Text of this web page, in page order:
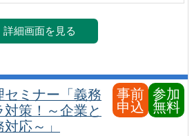
詳細画面を見る
事前
申込
参加
無料
ミナー「義務
策！～企業と
応～」